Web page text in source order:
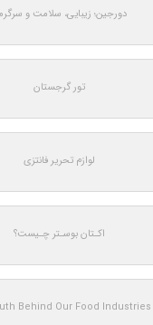
دورجین؛ زیبایی، سلامت و
تور گرجستان
لوازم تحریر فانتزی
اکـتان بوسـتر چـیست؟
Behind Our Food Industries